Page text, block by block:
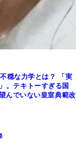
穏な力学とは？ 「実
。テキトーすぎる国
んでいない皇室典範改